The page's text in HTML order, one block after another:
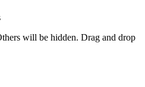
will be hidden. Drag and drop